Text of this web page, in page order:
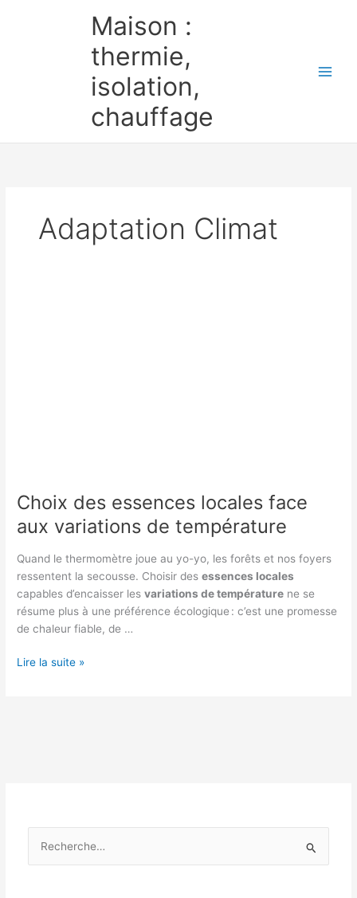
Maison :
thermie,
isolation,
chauffage
Adaptation Climat
Choix des essences locales face
aux variations de température
Quand le thermomètre joue au yo-yo, les forêts et nos foyers
ressentent la secousse. Choisir desessences locales
capables d’encaisser lesvariations de température ne se
résume plus à une préférence écologique : c’est une promesse
de chaleur fiable, de …
Choix
Lire la suite »